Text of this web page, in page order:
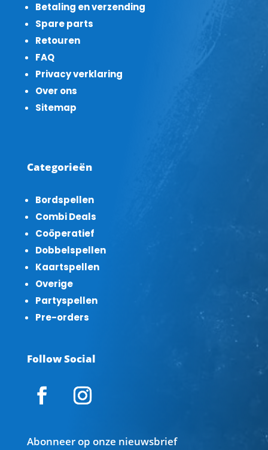
Betaling en verzending
Spare parts
Retouren
FAQ
Privacy verklaring
Over ons
Sitemap
Categorieën
Bordspellen
Combi Deals
Coöperatief
Dobbelspellen
Kaartspellen
Overige
Partyspellen
Pre-orders
Follow Social
Abonneer op onze nieuwsbrief